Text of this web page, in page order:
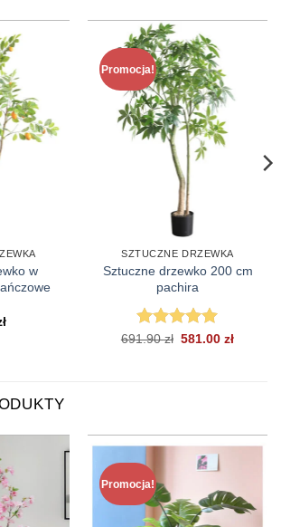
w
Promocja!
SZTUCZNE DRZEWKA
Sztuczne drzewko 200 cm
pachira
Oceniono5
691.90zł Pierwotna
581.00zł
Promocja!